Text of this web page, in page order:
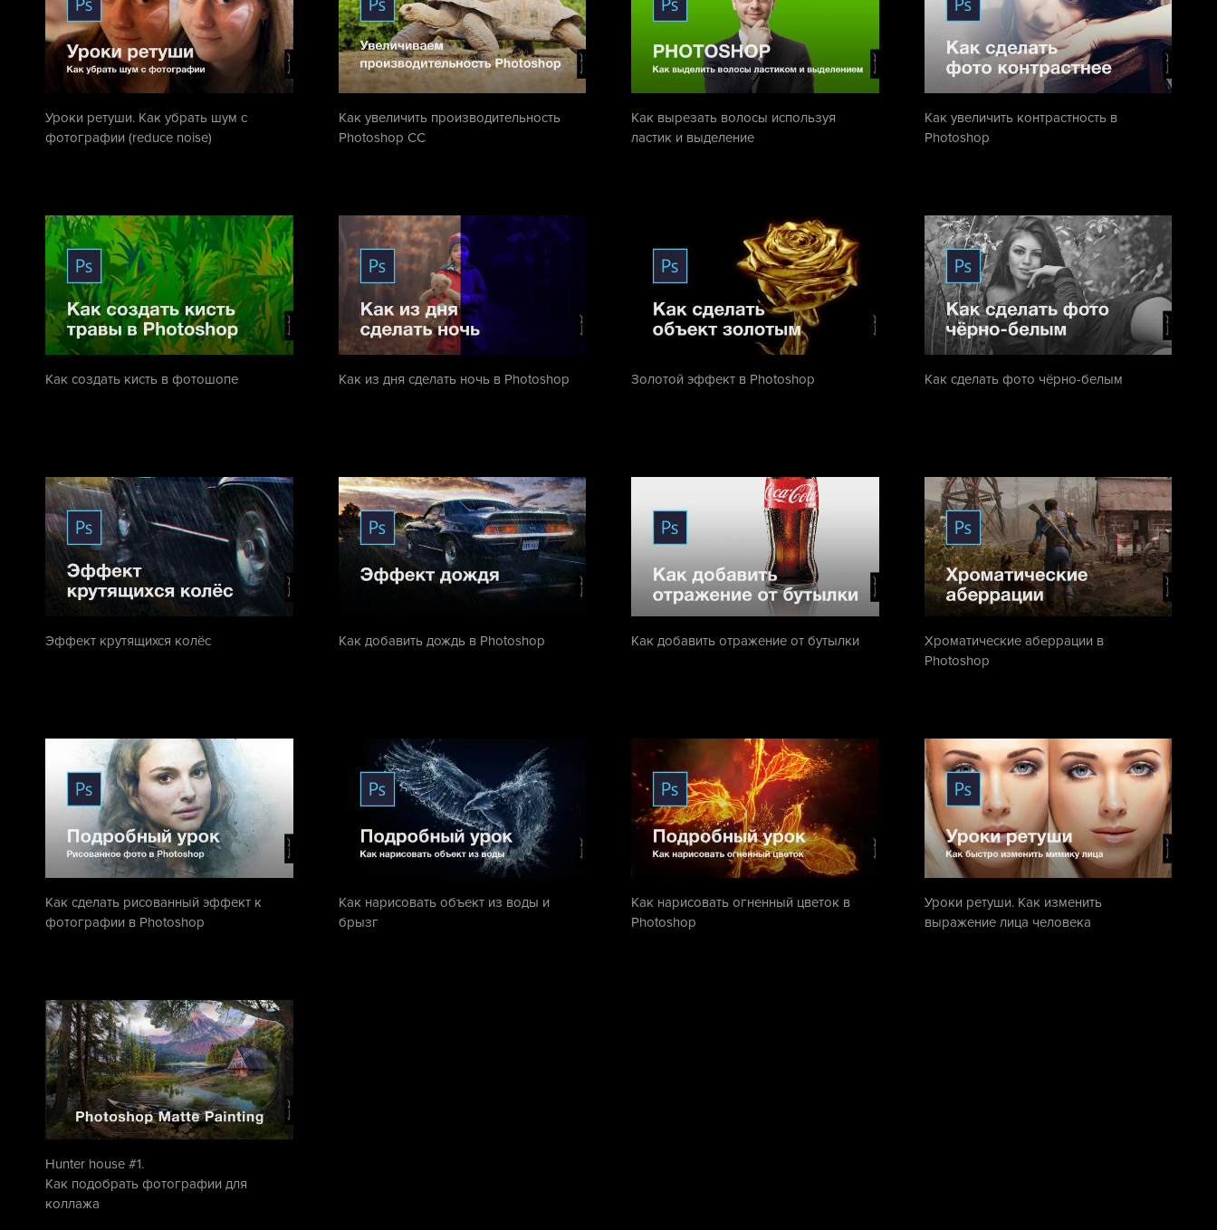
Уроки ретуши. Как убрать шум с
фотографии (reduce noise)
Как увеличить производительность
Photoshop CC
Как вырезать волосы используя
ластик и выделение
Как увеличить контрастность в
Photoshop
Как создать кисть в фотошопе Как из дня сделать ночь в Photoshop Золотой эффект в Photoshop Как сделать фото чёрно-белым
Эффект крутящихся колёс Как добавить дождь в Photoshop Как добавить отражение от бутылки
Хроматические аберрации в
Photoshop
Как сделать рисованный эффект к
фотографии в Photoshop
Как нарисовать объект из воды и
брызг
Как нарисовать огненный цветок в
Photoshop
Уроки ретуши. Как изменить
выражение лица человека
Hunter house #1.
Как подобрать фотографии для
коллажа